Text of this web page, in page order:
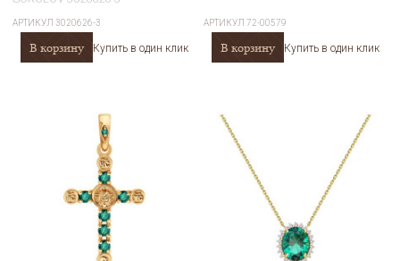
АРТИКУЛ 3020626-3
В корзину Купить в один клик
АРТИКУЛ72-00579
В корзину Купить в один клик